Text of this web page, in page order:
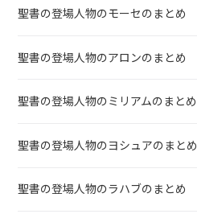
聖書の登場人物のモーセのまとめ
聖書の登場人物のアロンのまとめ
聖書の登場人物のミリアムのまとめ
聖書の登場人物のヨシュアのまとめ
聖書の登場人物のラハブのまとめ